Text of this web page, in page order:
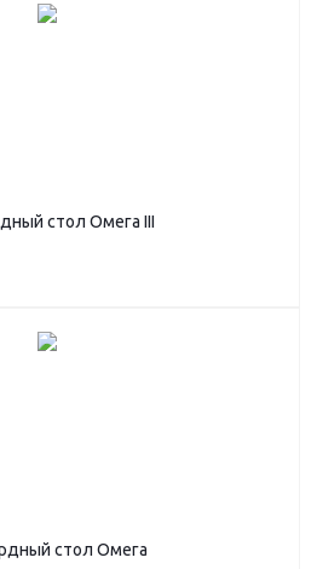
стол Омега III
стол Омега